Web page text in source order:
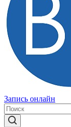
Запись онлайн